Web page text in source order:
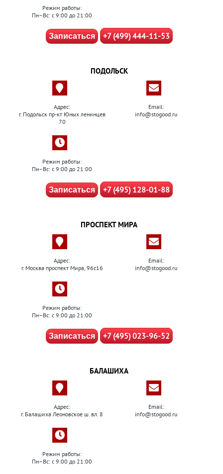
Режим работы:
Пн–Вс: с 9:00 до 21:00
Записаться +7 (499) 444-11-53
ПОДОЛЬСК
Адрес:
г. Подольск пр-кт Юных ленинцев
70
Email:
info@stogood.ru
Режим работы:
Пн–Вс: с 9:00 до 21:00
Записаться +7 (495) 128-01-88
ПРОСПЕКТ МИРА
Адрес:
г. Москва проспект Мира, 96с16
Email:
info@stogood.ru
Режим работы:
Пн–Вс: с 9:00 до 21:00
Записаться +7 (495) 023-96-52
БАЛАШИХА
Адрес:
г. Балашиха Леоновское ш. вл. 8
Email:
info@stogood.ru
Режим работы:
Пн–Вс: с 9:00 до 21:00